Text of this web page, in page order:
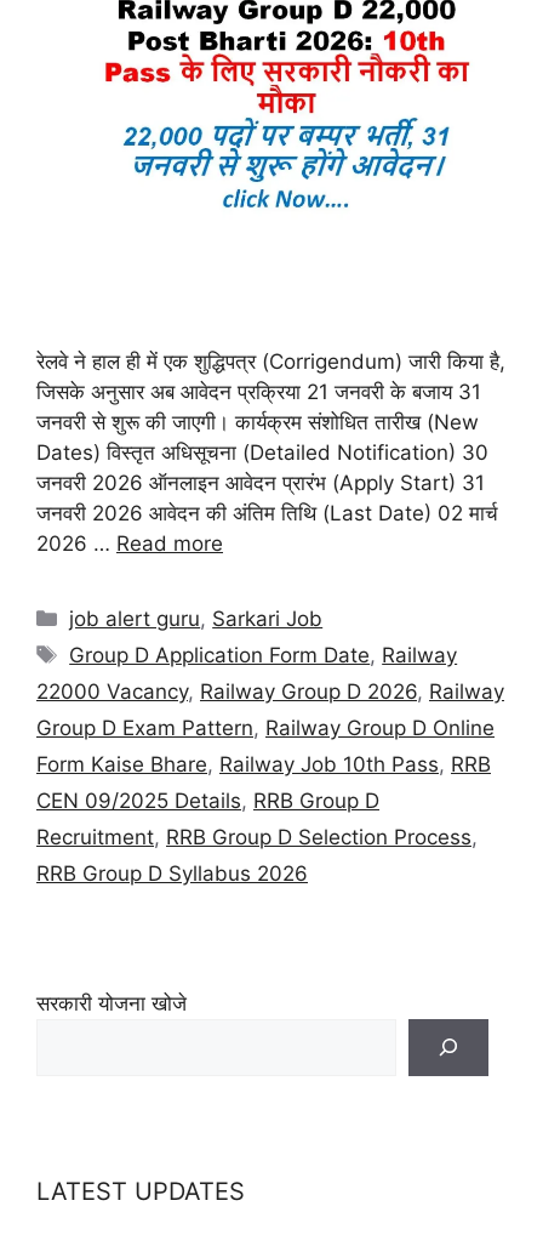
रेलवे ने हाल ही में एक शुद्धिपत्र (Corrigendum) जारी किया है,
जिसके अनुसार अब आवेदन प्रक्रिया 21 जनवरी के बजाय 31
जनवरी से शुरू की जाएगी। कार्यक्रम संशोधित तारीख (New
Dates) विस्तृत अधिसूचना (Detailed Notification) 30
जनवरी 2026 ऑनलाइन आवेदन प्रारंभ (Apply Start) 31
जनवरी 2026 आवेदन की अंतिम तिथि (Last Date) 02 मार्च
2026 … Read more
job alert guru, Sarkari Job
Group D Application Form Date, Railway
22000 Vacancy, Railway Group D 2026, Railway
Group D Exam Pattern, Railway Group D Online
Form Kaise Bhare, Railway Job 10th Pass, RRB
CEN 09/2025 Details, RRB Group D
Recruitment, RRB Group D Selection Process,
RRB Group D Syllabus 2026
सरकारी योजना खोजे
LATEST UPDATES